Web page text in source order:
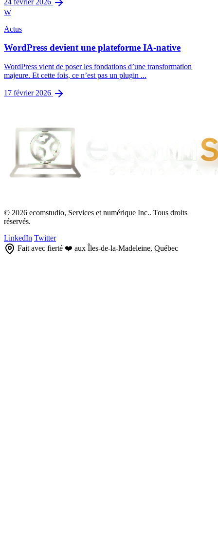
W
Actus
WordPress devient une plateforme IA-native
WordPress vient de poser les fondations d’une transformation
majeure. Et cette fois, ce n’est pas un plugin ...
17 février 2026
© 2026 ecomstudio, Services et numérique Inc.. Tous droits
réservés.
LinkedIn Twitter
Fait avec fierté ❤️ aux Îles-de-la-Madeleine, Québec